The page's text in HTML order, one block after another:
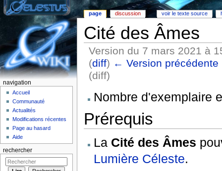
Cité des Âmes
Version du 7 mars 2021 à
(diff) ← Version précédente
(diff)
Nombre d'exemplaire
Prérequis
La Cité des Âmes
Lumière Céleste.
page discussion voir le texte source
navigation
Accueil
Communauté
Actualités
Modifications récentes
Page au hasard
Aide
rechercher